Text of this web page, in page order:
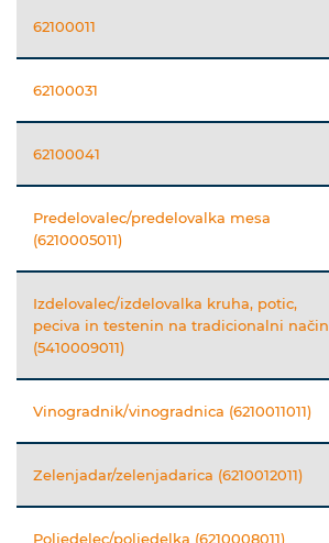
62100011
62100031
62100041
Predelovalec/predelovalka mesa
(6210005011)
Izdelovalec/izdelovalka kruha, potic,
peciva in testenin na tradicionalni način
(5410009011)
Vinogradnik/vinogradnica (6210011011)
Zelenjadar/zelenjadarica (6210012011)
Poljedelec/poljedelka (6210008011)